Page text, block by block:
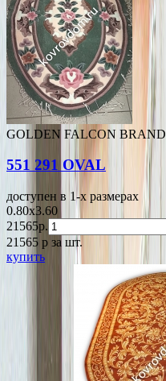
GOLDEN FALCON BRAND
551 291 OVAL
доступен в 1-x размерах
0.80x3.60
21565р.
21565 p за шт.
купить